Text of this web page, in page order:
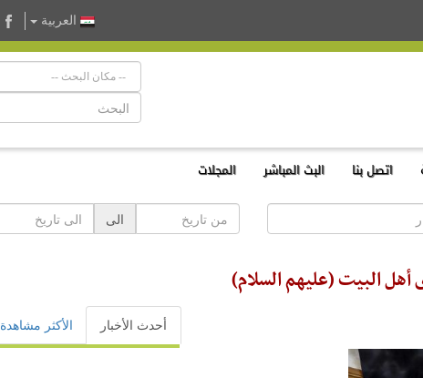
العربية
اتصل بنا البث المباشر المجلات
الى
أهل البيت (عليهم السلام)
أحدث الأخبار الأكثر مشاهدة